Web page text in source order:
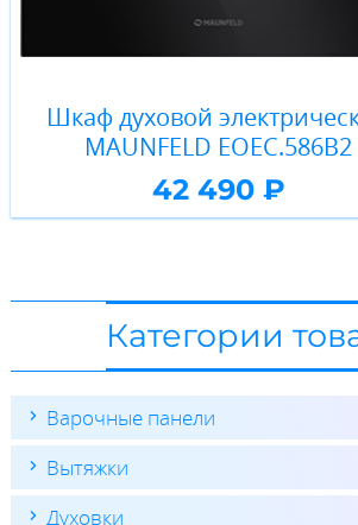
Шкаф духовой
MAUNFELD EOEC.586B2
42 490 ₽
Категории
Варочные панели
Вытяжки
Духовки